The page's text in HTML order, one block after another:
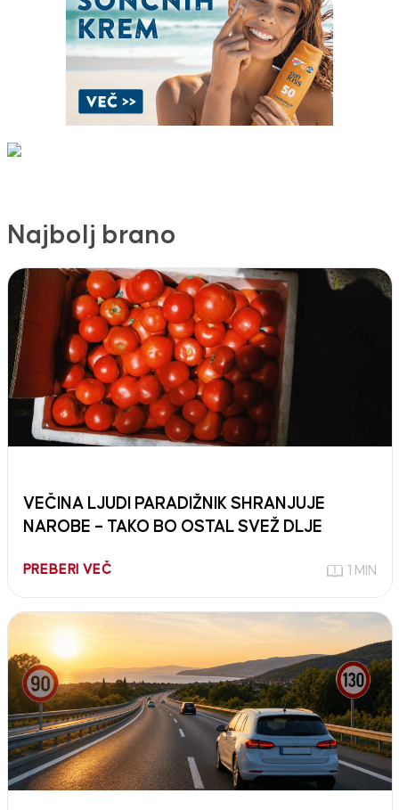
Najbolj brano
VEČINA LJUDI PARADIŽNIK SHRANJUJE
NAROBE – TAKO BO OSTAL SVEŽ DLJE
PREBERI VEČ 1 MIN